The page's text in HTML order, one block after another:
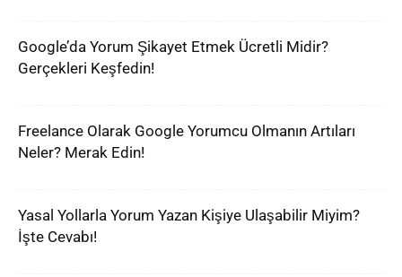
Google’da Yorum Şikayet Etmek Ücretli Midir?
Gerçekleri Keşfedin!
Freelance Olarak Google Yorumcu Olmanın Artıları
Neler? Merak Edin!
Yasal Yollarla Yorum Yazan Kişiye Ulaşabilir Miyim?
İşte Cevabı!